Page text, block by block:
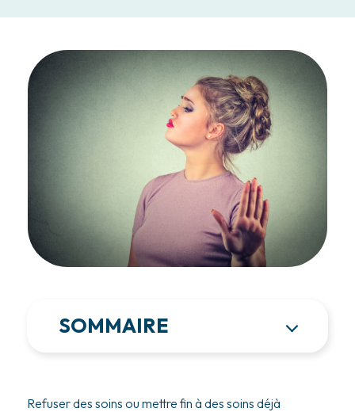
SOMMAIRE
Refuser des soins ou mettre fin à des soins déjà